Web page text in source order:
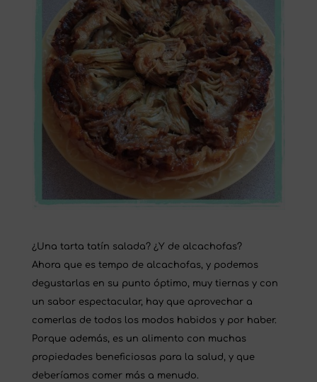
¿Una tarta tatín salada? ¿Y de alcachofas?
Ahora que es tempo de alcachofas, y podemos
degustarlas en su punto óptimo, muy tiernas y con
un sabor espectacular, hay que aprovechar a
comerlas de todos los modos habidos y por haber.
Porque además, es un alimento con muchas
propiedades beneficiosas para la salud, y que
deberíamos comer más a menudo.